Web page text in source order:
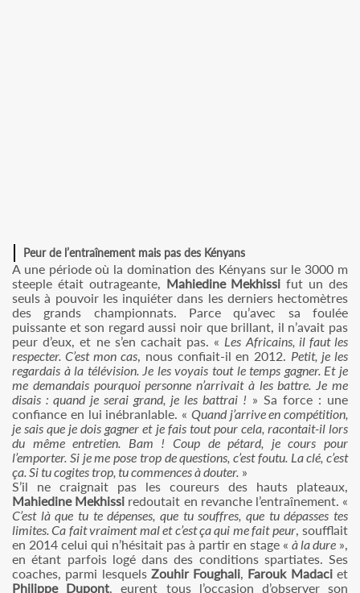
Peur de l’entraînement mais pas des Kényans
A une période où la domination des Kényans sur le 3000 m
steeple était outrageante, Mahiedine Mekhissi fut un des
seuls à pouvoir les inquiéter dans les derniers hectomètres
des grands championnats. Parce qu’avec sa foulée
puissante et son regard aussi noir que brillant, il n’avait pas
peur d’eux, et ne s’en cachait pas. « Les Africains, il faut les
respecter. C’est mon cas, nous confiait-il en 2012. Petit, je les
regardais à la télévision. Je les voyais tout le temps gagner. Et je
me demandais pourquoi personne n’arrivait à les battre. Je me
disais : quand je serai grand, je les battrai ! » Sa force : une
confiance en lui inébranlable. « Quand j’arrive en compétition,
je sais que je dois gagner et je fais tout pour cela, racontait-il lors
du même entretien. Bam ! Coup de pétard, je cours pour
l’emporter. Si je me pose trop de questions, c’est foutu. La clé, c’est
ça. Si tu cogites trop, tu commences à douter. »
S’il ne craignait pas les coureurs des hauts plateaux,
Mahiedine Mekhissi redoutait en revanche l’entraînement. «
C’est là que tu te dépenses, que tu souffres, que tu dépasses tes
limites. Ca fait vraiment mal et c’est ça qui me fait peur, soufflait
en 2014 celui qui n’hésitait pas à partir en stage « à la dure »,
en étant parfois logé dans des conditions spartiates. Ses
coaches, parmi lesquels Zouhir Foughali, Farouk Madaciet
Philippe Dupont, eurent tous l’occasion d’observer son